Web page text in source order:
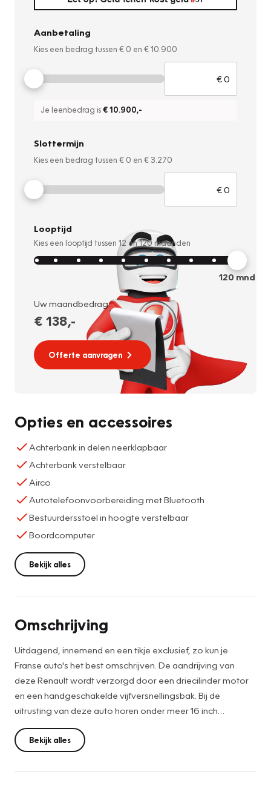
Aanbetaling
Kies een bedrag tussen € 0 en € 10.900
Je leenbedrag is€ 10.900,-
Slottermijn
Kies een bedrag tussen € 0 en € 3.270
Looptijd
Kies een looptijd tussen 12 en120 maanden
120mnd
Uw maandbedrag:
€ 138,-
Offerte aanvragen
Opties en accessoires
Achterbank in delen neerklapbaar
Achterbank verstelbaar
Airco
Autotelefoonvoorbereiding met Bluetooth
Bestuurdersstoel in hoogte verstelbaar
Boordcomputer
Bekijk alles
Omschrijving
Uitdagend, innemend en een tikje exclusief, zo kun je
Franse auto's het best omschrijven. De aandrijving van
deze Renault wordt verzorgd door een driecilinder motor
en een handgeschakelde vijfversnellingsbak. Bij de
uitrusting van deze auto horen onder meer 16 inch
lichtmetalen velgen, LED-dagrijverlichting, extra getint
glas, in delen neerklapbare achterbank, LED-achterlichten
en snelheidsafhankelijke stuurbekrachtiging.
Bekijk alles